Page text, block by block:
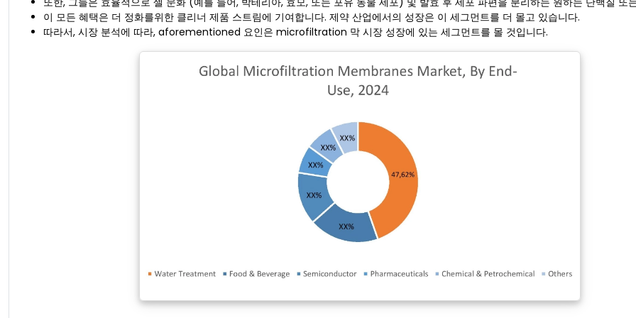
이 모든 혜택은 더 정화를위한 클리너 제품 스트림에 기여합니다. 제약 산업에서의 성장은 이 세그먼트를 더 몰고 있습니다.
따라서, 시장 분석에 따라, aforementioned 요인은 microfiltration 막 시장 성장에 있는 세그먼트를 몰 것입니다.